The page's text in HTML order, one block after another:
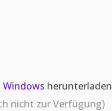
Windows herunterladen
nicht zur Verfügung)